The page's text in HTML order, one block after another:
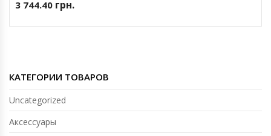
3 744.40 грн.
КАТЕГОРИИ ТОВАРОВ
Uncategorized
Аксессуары